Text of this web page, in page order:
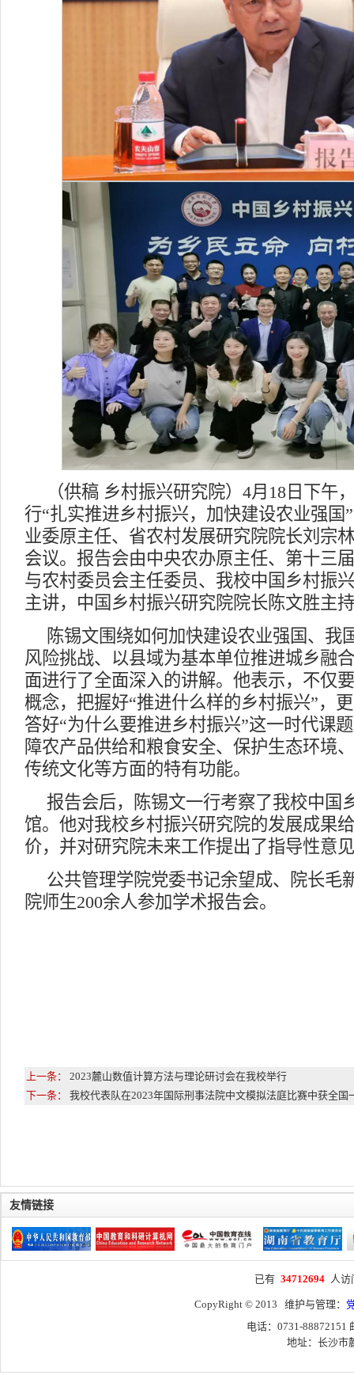
（供稿 乡村振兴研究院）4月18日下午
行“扎实推进乡村振兴，加快建设农业强国
业委原主任、省农村发展研究院院长刘宗
会议。报告会由中央农办原主任、第十三
与农村委员会主任委员、我校中国乡村振
主讲，中国乡村振兴研究院院长陈文胜主
陈锡文围绕如何加快建设农业强国、我
风险挑战、以县域为基本单位推进城乡融
面进行了全面深入的讲解。他表示，不仅
概念，把握好“推进什么样的乡村振兴”，
答好“为什么要推进乡村振兴”这一时代课
障农产品供给和粮食安全、保护生态环境
传统文化等方面的特有功能。
报告会后，陈锡文一行考察了我校中国
馆。他对我校乡村振兴研究院的发展成果
价，并对研究院未来工作提出了指导性意
公共管理学院党委书记余望成、院长毛
院师生200余人参加学术报告会。
上一条： 2023麓山数值计算方法与理论研讨会在我校举行
下一条： 我校代表队在2023年国际刑事法院中文模拟法庭比赛中获全国
友情链接
已有 34712694 人
CopyRight © 2013 维护与管理：
电话：0731-88872151
地址：长沙市